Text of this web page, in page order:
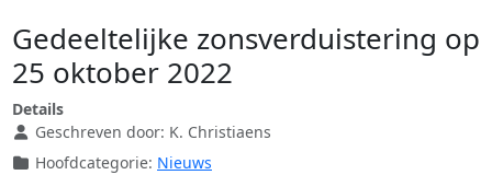
Gedeeltelijke zonsverduistering op
25 oktober 2022
Details
Geschreven door: K. Christiaens
Hoofdcategorie: Nieuws